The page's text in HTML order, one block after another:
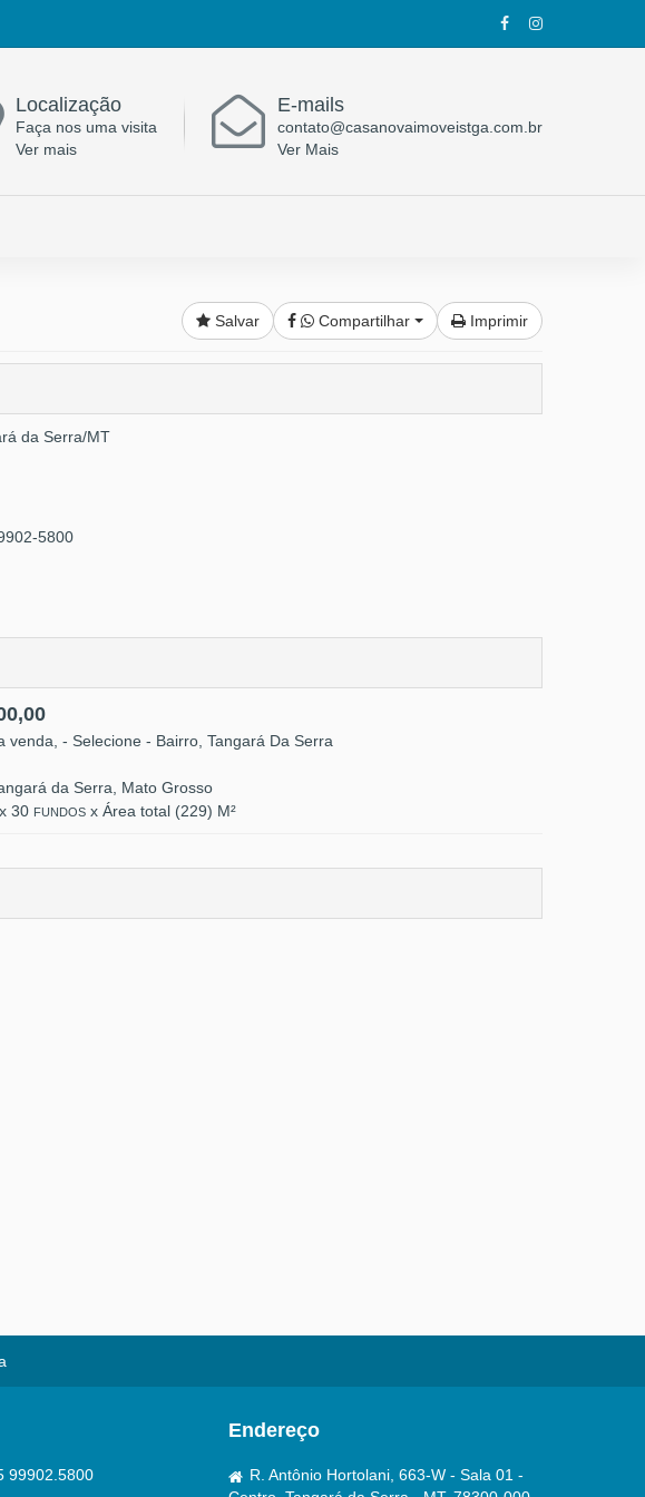
Localização
Faça nos uma visita
Ver mais
E-mails
contato@casanovaimoveistga.com.br
Ver Mais
Salvar Compartilhar Imprimir
da Serra/MT
5800
venda, - Selecione - Bairro, Tangará Da Serra
da Serra, Mato Grosso
x 30 FUNDOS x Área total (229) M²
99902.5800
Endereço
R. Antônio Hortolani, 663-W - Sala 01 -